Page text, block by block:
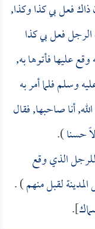
فعل بي كذا وكذا,
فعل بي كذا
عليها فأتوها به,
وسلم فلما أمر به
أنا صاحبها, فقال
حسنا).
الذي وقع
لقبل منهم) .
].